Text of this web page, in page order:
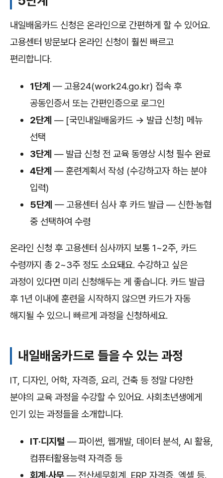
내일배움카드 신청은 온라인으로 간편하게 할 수 있어요.
고용센터 방문보다 온라인 신청이 훨씬 빠르고
편리합니다.
1단계 — 고용24(work24.go.kr) 접속 후
공동인증서 또는 간편인증으로 로그인
2단계 — [국민내일배움카드 → 발급 신청] 메뉴
선택
3단계 — 발급 신청 전 교육 동영상 시청 필수 완료
4단계 — 훈련계획서 작성 (수강하고자 하는 분야
입력)
5단계 — 고용센터 심사 후 카드 발급 — 신한·농협
중 선택하여 수령
온라인 신청 후 고용센터 심사까지 보통 1~2주, 카드
수령까지 총 2~3주 정도 소요돼요. 수강하고 싶은
과정이 있다면 미리 신청해두는 게 좋습니다. 카드 발급
후 1년 이내에 훈련을 시작하지 않으면 카드가 자동
해지될 수 있으니 빠르게 과정을 신청하세요.
내일배움카드로 들을 수 있는 과정
IT, 디자인, 어학, 자격증, 요리, 건축 등 정말 다양한
분야의 교육 과정을 수강할 수 있어요. 사회초년생에게
인기 있는 과정들을 소개합니다.
IT·디지털 — 파이썬, 웹개발, 데이터 분석, AI 활용,
컴퓨터활용능력 자격증 등
회계·사무 — 전산세무회계, ERP 자격증, 엑셀 등.